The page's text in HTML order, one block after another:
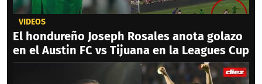
VIDEOS
El hondureño Joseph Rosales anota golazo
en el Austin FC vs Tijuana en la Leagues Cup